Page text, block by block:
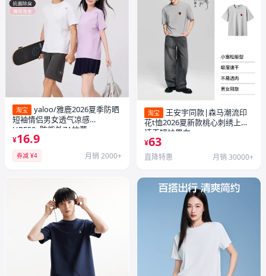
淘宝
yaloo/雅鹿2026夏季防晒
短袖情侣男女透气凉感
UPF50+防紫外7A抗菌
¥16.9
券减 ¥4 月销 2000+
淘宝
王安宇同款|森马潮流印
花t恤2026夏新款桃心刺绣上衣
速干短袖男女
¥63
直降特惠 月销 30000+